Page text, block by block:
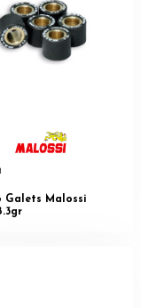
Galets Malossi